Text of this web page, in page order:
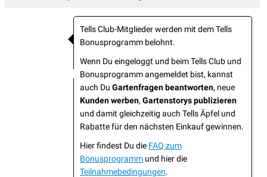
Tells Club-Mitglieder werden mit dem Tells
Bonusprogramm belohnt.
Wenn Du eingeloggt und beim Tells Club und
Bonusprogramm angemeldet bist, kannst
auch Du Gartenfragen beantworten, neue
Kunden werben, Gartenstorys publizieren
und damit gleichzeitig auch Tells Äpfel und
Rabatte für den nächsten Einkauf gewinnen.
Hier findest Du die FAQ zum
Bonusprogramm und hier die
Teilnahmebedingungen.